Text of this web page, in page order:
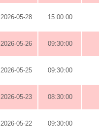
2026-05-28 15:00:00
2026-05-26 09:30:00
2026-05-25 09:30:00
2026-05-23 08:30:00
2026-05-22 09:30:00